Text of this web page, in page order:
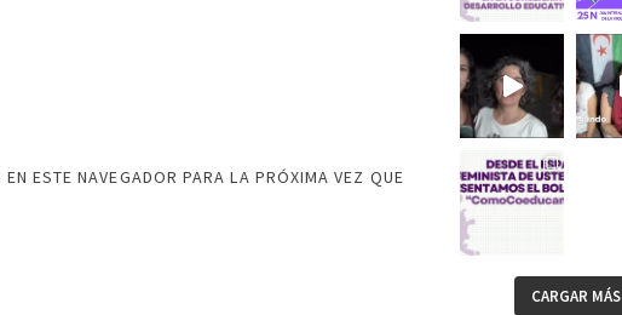
ESTE NAVEGADOR PARA LA PRÓXIMA VEZ QUE
CARGAR MÁS